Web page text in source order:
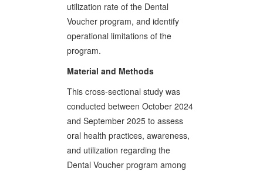
utilization rate of the Dental
Voucher program, and identify
operational limitations of the
program.
Material and Methods
This cross-sectional study was
conducted between October 2024
and September 2025 to assess
oral health practices, awareness,
and utilization regarding the
Dental Voucher program among